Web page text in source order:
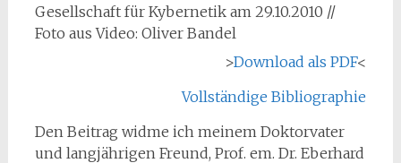
Gesellschaft für Kybernetik am 29.10.2010 //
Foto aus Video: Oliver Bandel
>Download als PDF<
Vollständige Bibliographie
Den Beitrag widme ich meinem Doktorvater
und langjährigen Freund, Prof. em. Dr. Eberhard